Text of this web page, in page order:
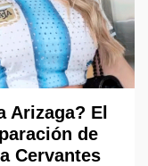
Arizaga? El
de
Cervantes